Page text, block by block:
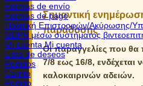
Σημαντική
παράδοσης
Οι παραγγελίες που
7/8 εως 16/8,
καλοκαιρινών αδειών.
Formas de envío
Formas de pago
Πολιτική Επιστροφών/Ακύρωσης/
GDPR μέσω συστήματος
Mi cuenta Mi cuenta
Lista de deseos
Pedidos
Carrito
Pedido